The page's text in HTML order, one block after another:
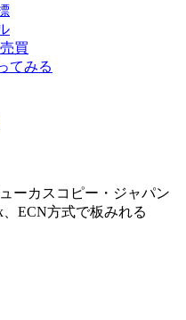
買
てみる
ーカスコピー・ジャパン
ECN方式で板みれる